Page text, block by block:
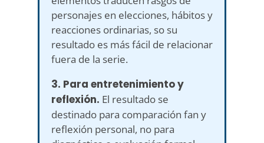
personajes en elecciones, hábitos y
reacciones ordinarias, so su
resultado es más fácil de relacionar
fuera de la serie.
3. Para entretenimiento y
reflexión. El resultado se
destinado para comparación fan y
reflexión personal, no para